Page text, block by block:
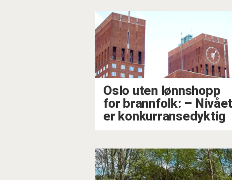
Oslo uten lønnshopp
for brannfolk: – Nivået
er konkurransedyktig